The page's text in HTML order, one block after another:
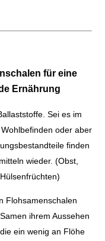
für eine
Ernährung
Sei es im
oder aber
finden
wieder. (Obst,
Flohsamenschalen
ihrem Aussehen
ein wenig an Flöhe